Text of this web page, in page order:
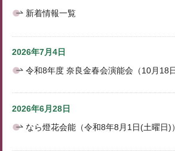
新着情報一覧
2026年7月4日
令和8年度 奈良金春会演能会（10月18
2026年6月28日
なら燈花会能（令和8年8月1日(土曜日)）